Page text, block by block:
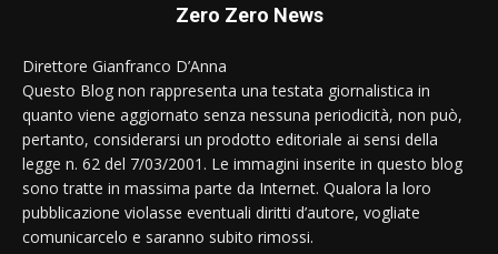
Zero Zero News
Direttore Gianfranco D’Anna
Questo Blog non rappresenta una testata giornalistica in
quanto viene aggiornato senza nessuna periodicità, non può,
pertanto, considerarsi un prodotto editoriale ai sensi della
legge n. 62 del 7/03/2001. Le immagini inserite in questo blog
sono tratte in massima parte da Internet. Qualora la loro
pubblicazione violasse eventuali diritti d’autore, vogliate
comunicarcelo e saranno subito rimossi.